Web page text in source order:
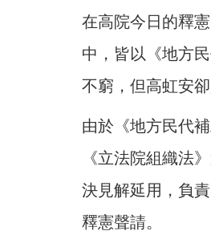
在高院今日的釋
中，皆以《地方
不窮，但高虹安
由於《地方民代
《立法院組織法
決見解延用，負
釋憲聲請。